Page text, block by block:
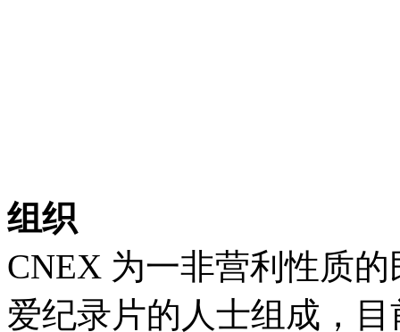
组织
CNEX 为一非营利性质
爱纪录片的人士组成，